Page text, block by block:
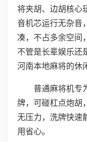
将夹胡、边胡核心
音机芯运行无杂音
凑，不占多余空间
不管是长辈娱乐还
河南本地麻将的休
普通麻将机专
牌，可碰杠点炮胡
无压力，洗牌快速
用省心。